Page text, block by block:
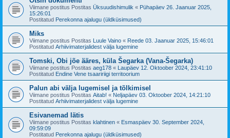
Viimane postitus Postitas Üksuudishimulik « Pühapäev 26. Jaanuar 2025,
15:26:01
Postitatud Perekonna ajalugu (üldküsimused)
Miks
Viimane postitus Postitas Luule Vaino « Reede 03. Jaanuar 2025, 15:46:01
Postitatud Arhiivimaterjalidest välja lugemine
Tomski, Obi jõe ääres, küla Šegarka (Vana-Šegarka)
Viimane postitus Postitas aeg178 « Laupäev 12. Oktoober 2024, 23:41:10
Postitatud Endine Vene tsaaririigi territoorium
Palun abi välja lugemisel ja tõlkimisel
Viimane postitus Postitas Aitab! « Neljapäev 03. Oktoober 2024, 14:21:10
Postitatud Arhiivimaterjalidest välja lugemine
Esivanemad lätis
Viimane postitus Postitas klahtinen « Esmaspäev 30. September 2024,
09:59:09
Postitatud Perekonna ajalugu (üldküsimused)